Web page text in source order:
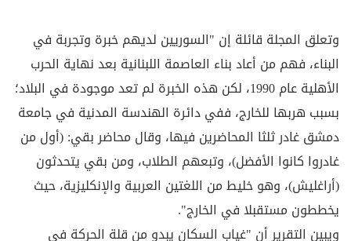
وتعلق المجلة قائلة إن "السوريين لديهم خبرة وتجربة في
البناء، فهم من أعاد بناء العاصمة اللبنانية بعد نهاية الحرب
الأهلية عام 1990، لكن هذه الخبرة لم تعد موجودة في البلاد؛
بسبب هربها للخارج، ففي دائرة الهندسة المدنية في جامعة
دمشق غادر ثلثا المحاضرين فيها، وقال محاضر بقي: (أول من
غادروا كانوا الأفضل)، وتبعهم الطلاب، ومن بقي يتحدثون
(أراغليش)، وهو خليط من اللغتين العربية والإنكليزية، حيث
يخططون مستقبلا في الخارج".
ويبين التقرير أن "غياب السكان يبدو من قلة الحركة في